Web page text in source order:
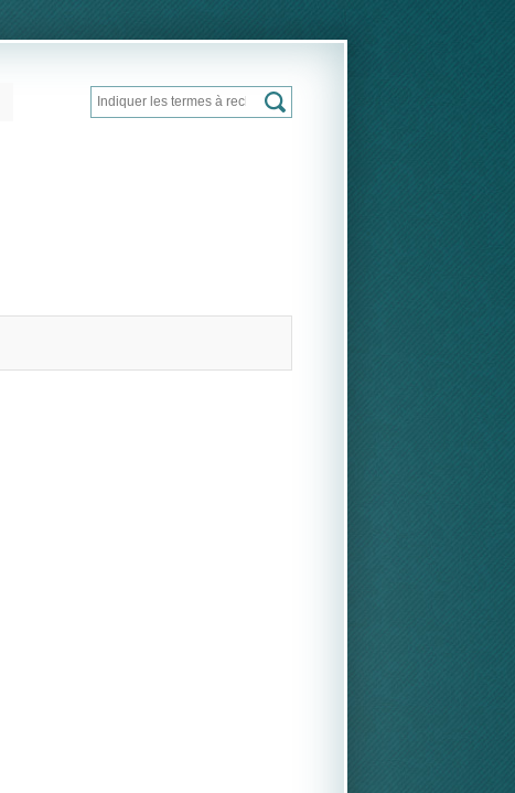
Formulaire de recherche
Rechercher